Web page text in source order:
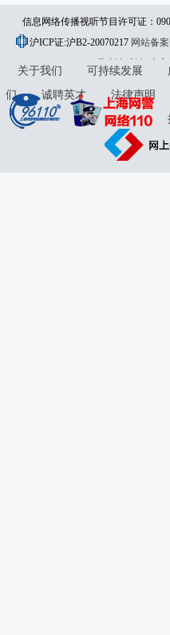
信息网络传播视听节目许可证：
913101046312860336 违法和
沪ICP证:沪B2-20070217 网站备
31010402000120号版权所有:东
关于我们 可持续发展
们
诚聘英才 法律声明